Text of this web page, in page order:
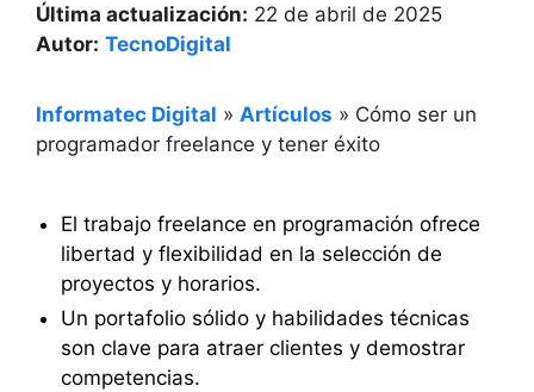
Última actualización: 22 de abril de 2025
Autor: TecnoDigital
Informatec Digital » Artículos » Cómo ser un
programador freelance y tener éxito
El trabajo freelance en programación ofrece
libertad y flexibilidad en la selección de
proyectos y horarios.
Un portafolio sólido y habilidades técnicas
son clave para atraer clientes y demostrar
competencias.